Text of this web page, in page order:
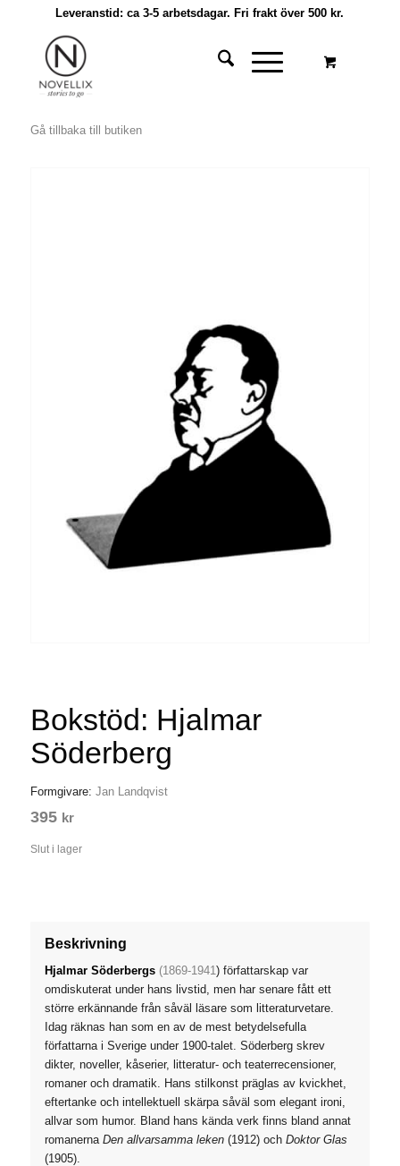
Leveranstid: ca 3-5 arbetsdagar. Fri frakt över 500 kr.
Gå tillbaka till butiken
Bokstöd: Hjalmar
Söderberg
Formgivare: Jan Landqvist
395 kr
Slut i lager
Beskrivning
Hjalmar Söderbergs (1869-1941) författarskap var
omdiskuterat under hans livstid, men har senare fått ett
större erkännande från såväl läsare som litteraturvetare.
Idag räknas han som en av de mest betydelsefulla
författarna i Sverige under 1900-talet. Söderberg skrev
dikter, noveller, kåserier, litteratur- och teaterrecensioner,
romaner och dramatik. Hans stilkonst präglas av kvickhet,
eftertanke och intellektuell skärpa såväl som elegant ironi,
allvar som humor. Bland hans kända verk finns bland annat
romanerna Den allvarsamma leken (1912) och Doktor Glas
(1905).